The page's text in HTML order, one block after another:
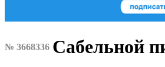
№ 3668336 Сабельной